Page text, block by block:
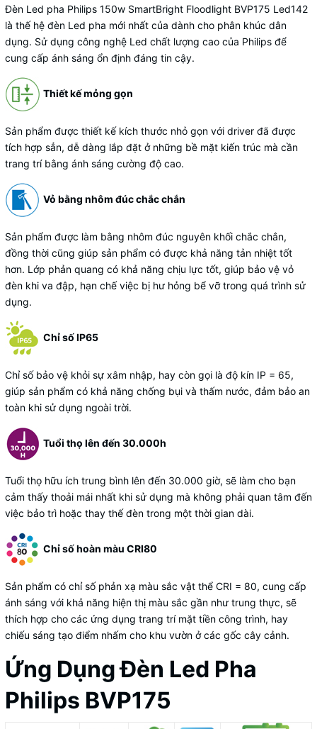
Đèn Led pha Philips 150w SmartBright Floodlight BVP175 Led142
là thế hệ đèn Led pha mới nhất của dành cho phân khúc dân
dụng. Sử dụng công nghệ Led chất lượng cao của Philips để
cung cấp ánh sáng ổn định đáng tin cậy.
Thiết kế mỏng gọn
Sản phẩm được thiết kế kích thước nhỏ gọn với driver đã được
tích hợp sẳn, dễ dàng lắp đặt ở những bề mặt kiến trúc mà cần
trang trí bằng ánh sáng cường độ cao.
Vỏ bằng nhôm đúc chắc chắn
Sản phẩm được làm bằng nhôm đúc nguyên khối chắc chắn,
đồng thời cũng giúp sản phẩm có được khả năng tản nhiệt tốt
hơn. Lớp phản quang có khả năng chịu lực tốt, giúp bảo vệ vỏ
đèn khi va đập, hạn chế việc bị hư hỏng bể vỡ trong quá trình sử
dụng.
Chỉ số IP65
Chỉ số bảo vệ khỏi sự xâm nhập, hay còn gọi là độ kín IP = 65,
giúp sản phẩm có khả năng chống bụi và thấm nước, đảm bảo an
toàn khi sử dụng ngoài trời.
Tuổi thọ lên đến 30.000h
Tuổi thọ hữu ích trung bình lên đến 30.000 giờ, sẽ làm cho bạn
cảm thấy thoải mái nhất khi sử dụng mà không phải quan tâm đến
việc bảo trì hoặc thay thế đèn trong một thời gian dài.
Chỉ số hoàn màu CRI80
Sản phẩm có chỉ số phản xạ màu sắc vật thể CRI = 80, cung cấp
ánh sáng với khả năng hiện thị màu sắc gần như trung thực, sẽ
thích hợp cho các ứng dụng trang trí mặt tiền công trình, hay
chiếu sáng tạo điểm nhấm cho khu vườn ở các gốc cây cảnh.
Ứng Dụng Đèn Led Pha
Philips BVP175